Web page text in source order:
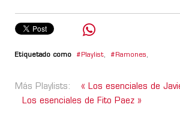
Etiquetado como Playlist, Ramones,
Más Playlists:
« Los esenciales de
Los esenciales de Fito Paez »